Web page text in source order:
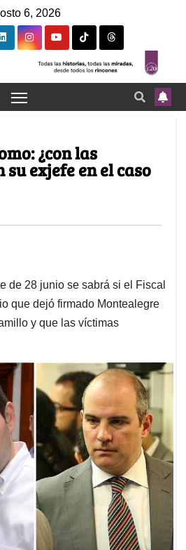
6, 2026
¿con las
exjefe en el caso
de 28 junio se sabrá si el Fiscal
que dejó firmado Montealegre
y que las víctimas